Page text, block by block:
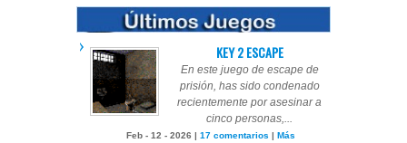
KEY 2 ESCAPE
En este juego de escape de
prisión, has sido condenado
recientemente por asesinar a
cinco personas,...
Feb - 12 - 2026 | 17 comentarios | Más